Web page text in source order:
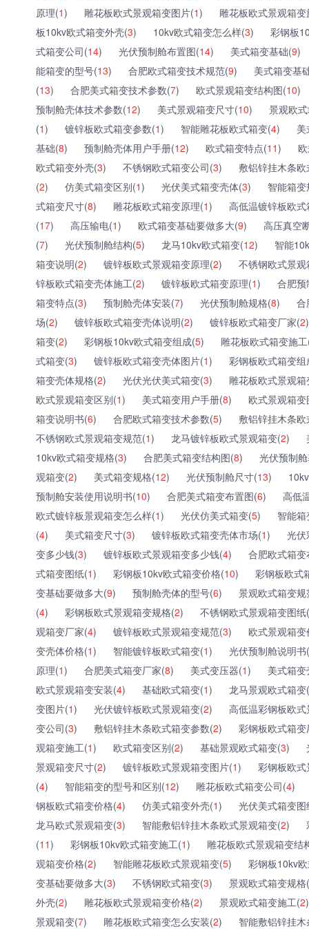
原理(1) 雕花板欧式景观箱变图片(1)
雕花板欧式景观箱
板10kv欧式箱变外壳(3) 10kv欧式箱变怎么样(3)
彩钢板
式箱变公司(14) 光伏预制舱布置图(14) 美式箱变基础(9)
能箱变的型号(13) 合肥欧式箱变技术规范(9)
美式箱变基
(13) 合肥美式箱变技术参数(7) 欧式景观箱变结构图(10)
预制舱壳体技术参数(12) 美式景观箱变尺寸(10)
景观欧
(1) 镀锌板欧式箱变参数(1) 智能雕花板欧式箱变(4)
基础(8) 预制舱壳体用户手册(12) 欧式箱变特点(11)
欧式箱变外壳(3) 不锈钢欧式箱变公司(3)
敷铝锌挂木条
(2) 仿美式箱变区别(1) 光伏美式箱变壳体(3)
智能箱
式箱变尺寸(8) 雕花板欧式箱变原理(1)
高低温镀锌板欧
(17) 高压输电(1) 欧式箱变基础要做多大(9)
高压真空
(7) 光伏预制舱结构(5) 龙马10kv欧式箱变(12)
智能
箱变说明(2) 镀锌板欧式景观箱变原理(2)
不锈钢欧式景
锌板欧式箱变壳体施工(2) 镀锌板欧式箱变原理(1)
合肥
箱变特点(3) 预制舱壳体安装(7) 光伏预制舱规格(8)
合
场(2) 镀锌板欧式箱变壳体说明(2) 镀锌板欧式箱变厂家(2)
箱变(2) 彩钢板10kv欧式箱变组成(5)
雕花板欧式箱变施
式箱变(3) 镀锌板欧式箱变壳体图片(1)
彩钢板欧式箱变组
箱变壳体规格(2) 光伏光伏美式箱变(3)
雕花板欧式景观
欧式景观箱变区别(1) 美式箱变用户手册(8)
欧式景观箱
箱变说明书(6) 合肥欧式箱变技术参数(5)
敷铝锌挂木条
不锈钢欧式景观箱变规范(1) 龙马镀锌板欧式景观箱变(2)
10kv欧式箱变规格(3) 合肥美式箱变结构图(8)
光伏预制
观箱变(2) 美式箱变规格(12) 光伏预制舱尺寸(13)
预制舱安装使用说明书(10) 合肥美式箱变布置图(6)
高低
欧式镀锌板景观箱变怎么样(1) 光伏仿美式箱变(5)
智能
(4) 美式箱变尺寸(3) 镀锌板欧式箱变壳体市场(1)
光伏
变多少钱(3) 镀锌板欧式景观箱变多少钱(4)
合肥欧式箱
式箱变图纸(1) 彩钢板10kv欧式箱变价格(10)
彩钢板欧式
变基础要做多大(9) 预制舱壳体的型号(6)
景观欧式箱变规
(4) 彩钢板欧式景观箱变规格(2)
不锈钢欧式景观箱变图纸(
观箱变厂家(4) 镀锌板欧式景观箱变规范(3)
欧式景观箱
变壳体价格(1) 智能镀锌板欧式箱变(1)
光伏预制舱说明书(
原理(1) 合肥美式箱变厂家(8) 美式变压器(1)
美式箱
欧式景观箱变安装(4) 基础欧式箱变(1)
龙马景观欧式箱变(
变图片(1) 光伏镀锌板欧式景观箱变(2)
高低温彩钢板欧
变公司(3) 敷铝锌挂木条欧式箱变参数(2)
彩钢板欧式箱
观箱变施工(1) 欧式箱变区别(2) 基础景观欧式箱变(3)
景观箱变尺寸(2) 镀锌板欧式景观箱变图片(1)
彩钢板欧
(4) 智能箱变的型号和区别(12) 雕花板欧式箱变公司(4)
钢板欧式箱变价格(4) 仿美式箱变外壳(1)
光伏美式箱变图
龙马欧式景观箱变(3) 智能敷铝锌挂木条欧式景观箱变(2)
(11) 彩钢板10kv欧式箱变施工(1)
雕花板欧式景观箱变结
观箱变价格(2) 智能雕花板欧式景观箱变(5)
彩钢板10kv
变基础要做多大(3) 不锈钢欧式箱变(3)
景观欧式箱变规格(
外壳(2) 雕花板欧式景观箱变价格(2) 景观欧式箱变施工(2)
景观箱变(7) 雕花板欧式箱变怎么安装(2) 智能敷铝锌挂